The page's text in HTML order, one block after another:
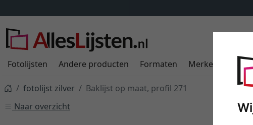
Fotolijsten Andere producten Formaten Merken
fotolijst zilver
Baklijst op maat, profil 271
Naar overzicht